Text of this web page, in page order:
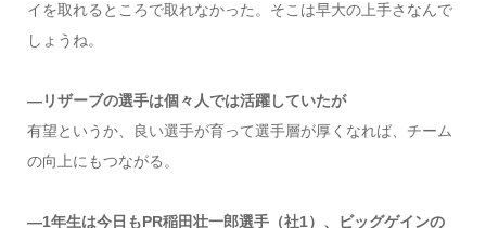
イを取れるところで取れなかった。そこは早大の上手さなんで
しょうね。
―リザーブの選手は個々人では活躍していたが
有望というか、良い選手が育って選手層が厚くなれば、チーム
の向上にもつながる。
―1年生は今日もPR稲田壮一郎選手（社1）、ビッグゲインの